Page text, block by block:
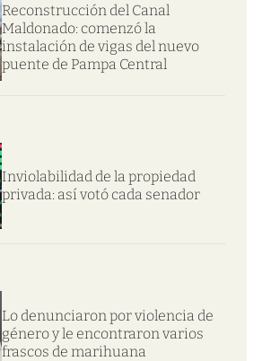
Reconstrucción del Canal
Maldonado: comenzó la
instalación de vigas del nuevo
puente de Pampa Central
Inviolabilidad de la propiedad
privada: así votó cada senador
Lo denunciaron por violencia de
género y le encontraron varios
frascos de marihuana